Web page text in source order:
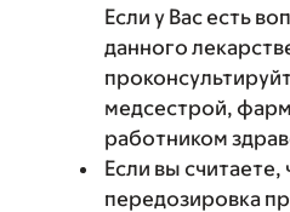
Если у Вас есть
данного
медсестрой,
работником
Если вы
передозировка